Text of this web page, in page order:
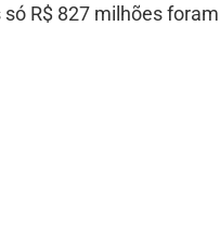
R$ 827 milhões foram